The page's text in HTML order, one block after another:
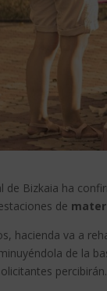
de Bizkaia ha
de
hacienda va a
de la
percibirán.